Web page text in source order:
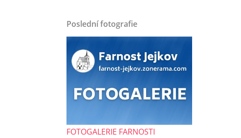
Poslední fotografie
FOTOGALERIE FARNOSTI